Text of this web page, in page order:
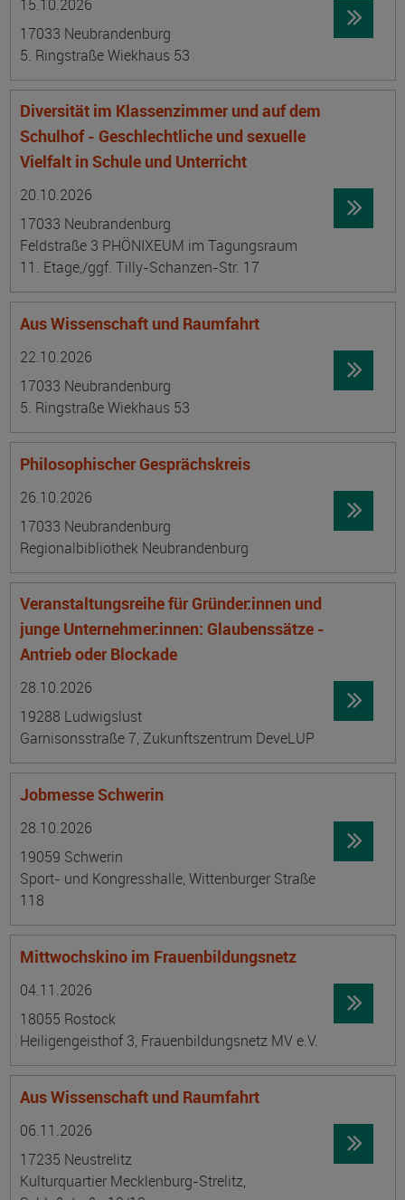
15.10.2026
17033 Neubrandenburg
5. Ringstraße Wiekhaus 53
Diversität im Klassenzimmer und auf dem
Schulhof - Geschlechtliche und sexuelle
Vielfalt in Schule und Unterricht
20.10.2026
17033 Neubrandenburg
Feldstraße 3 PHÖNIXEUM im Tagungsraum
11. Etage,/ggf. Tilly-Schanzen-Str. 17
Aus Wissenschaft und Raumfahrt
22.10.2026
17033 Neubrandenburg
5. Ringstraße Wiekhaus 53
Philosophischer Gesprächskreis
26.10.2026
17033 Neubrandenburg
Regionalbibliothek Neubrandenburg
Veranstaltungsreihe für Gründer:innen und
junge Unternehmer:innen: Glaubenssätze -
Antrieb oder Blockade
28.10.2026
19288 Ludwigslust
Garnisonsstraße 7, Zukunftszentrum DeveLUP
Jobmesse Schwerin
28.10.2026
19059 Schwerin
Sport- und Kongresshalle, Wittenburger Straße
118
Mittwochskino im Frauenbildungsnetz
04.11.2026
18055 Rostock
Heiligengeisthof 3, Frauenbildungsnetz MV e.V.
Aus Wissenschaft und Raumfahrt
06.11.2026
17235 Neustrelitz
Kulturquartier Mecklenburg-Strelitz,